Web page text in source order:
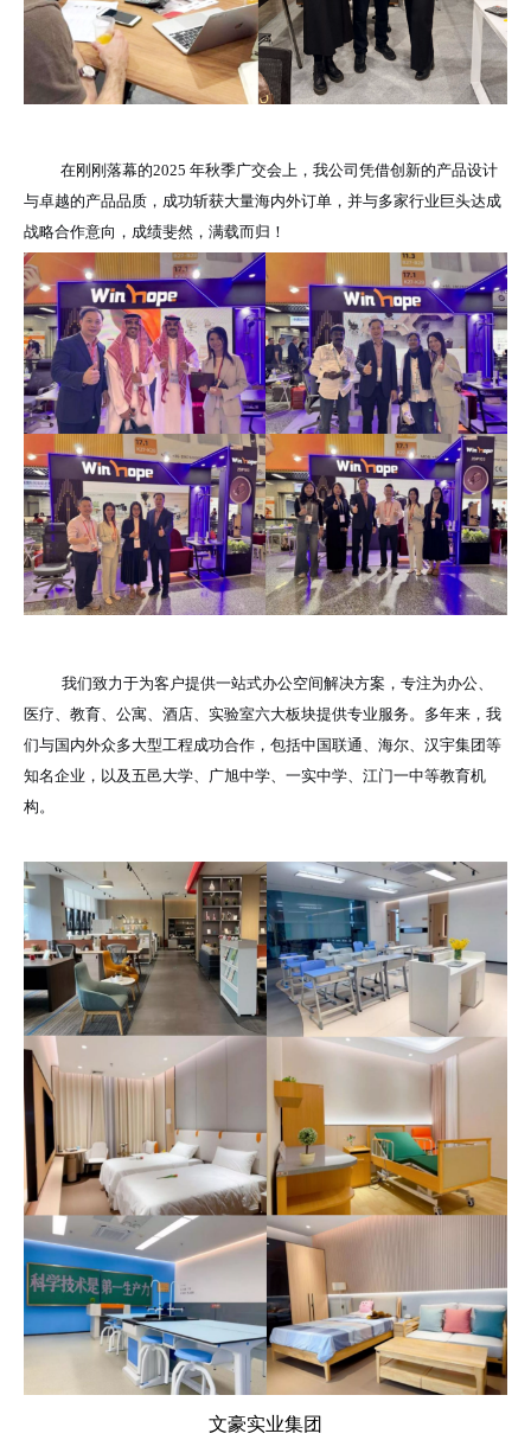
在刚刚落幕的2025 年秋季广交会上，我公司凭借创新的产品设计
与卓越的产品品质，成功斩获大量海内外订单，并与多家行业巨头达成
战略合作意向，成绩斐然，满载而归！
我们致力于为客户提供一站式办公空间解决方案，专注为办公、
医疗、教育、公寓、酒店、实验室六大板块提供专业服务。多年来，我
们与国内外众多大型工程成功合作，包括中国联通、海尔、汉宇集团等
知名企业，以及五邑大学、广旭中学、一实中学、江门一中等教育机
构。
文豪实业集团